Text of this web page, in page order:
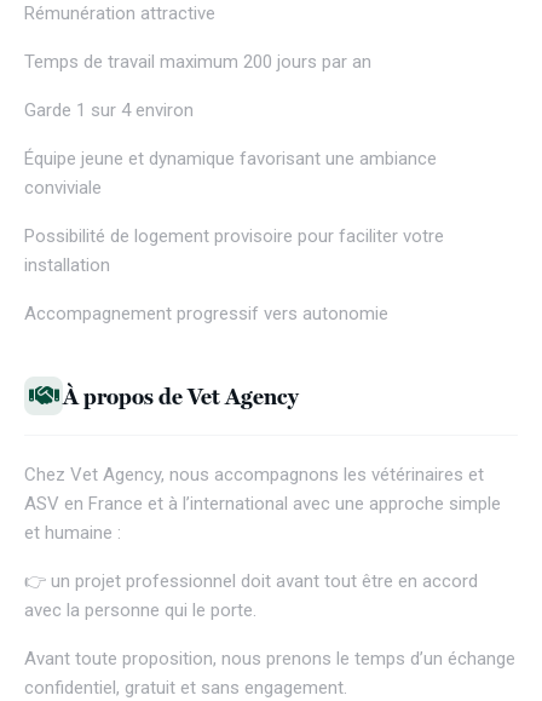
Rémunération attractive
Temps de travail maximum 200 jours par an
Garde 1 sur 4 environ
Équipe jeune et dynamique favorisant une ambiance
conviviale
Possibilité de logement provisoire pour faciliter votre
installation
Accompagnement progressif vers autonomie
À propos de Vet Agency
Chez Vet Agency, nous accompagnons les vétérinaires et
ASV en France et à l’international avec une approche simple
et humaine :
👉 un projet professionnel doit avant tout être en accord
avec la personne qui le porte.
Avant toute proposition, nous prenons le temps d’un échange
confidentiel, gratuit et sans engagement.